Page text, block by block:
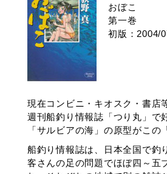
おぼこ
第一巻
初版：2004/
現在コンビニ・キオスク・書店
週刊船釣り情報誌「つり丸」で
「サルビアの海」の原型がこの
船釣り情報誌は、日本全国で釣
客さんの足の問題でほぼ四～五